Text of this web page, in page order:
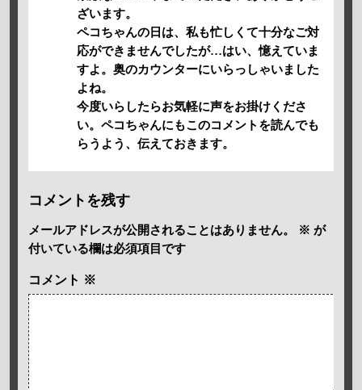
ざいます。
ペコちゃんの日は、私も忙しくて十分なご対
応ができませんでしたが…はい、憶えていま
すよ。奥のカウンターにいらっしゃいました
よね。
今度いらしたらお気軽に声をお掛けくださ
い。ペコちゃんにもこのコメントを読んでも
らうよう、伝えておきます。
コメントを残す
メールアドレスが公開されることはありません。 ※ が
付いている欄は必須項目です
コメント ※